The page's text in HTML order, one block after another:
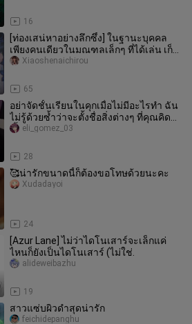
16
[ท่องเสน่หาอย่างลึกซึ้ง] ในฐานะบุคคล
เพียงคนเดียวในมณฑลเล็กๆ ที่ได้เล่น เก็น
ชินอิมแพกต์
65
Xiaoshenaichirou
อย่าจัดชั้นเรียนในคุกเมื่อไม่มีอะไรทำ ฉัน
ไม่รู้ด้วยซ้ำว่าจะตั้งชื่อสิ่งต่างๆ ที่คุณคิด
ขึ้นมาอย่างไร
28
eli_gomez_03
🥰น่ารักขนาดนี้ก็ต้องขอโทษด้วยนะคะ
24
Xudadayoi
[Azur Lane] ไม่ว่าไดโนเสาร์จะเล็กแค่
ไหนก็ยังเป็นไดโนเสาร์ (ไม่ใช่.
19
alideweibazhu
สาวแซ่บผิวดำสุดน่ารัก
feichidepanghu